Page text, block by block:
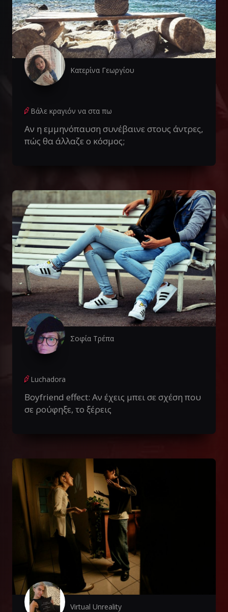
Κατερίνα Γεωργίου
Βάλε κραγιόν να στα πω
Αν η εμμηνόπαυση συνέβαινε στους άντρες,
πώς θα άλλαζε ο κόσμος;
Σοφία Τρέπα
Luchadora
Boyfriend effect: Αν έχεις μπει σε σχέση που
σε ρούφηξε, το ξέρεις
Virtual Unreality